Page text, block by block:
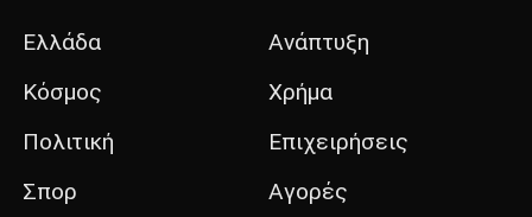
Ελλάδα
Κόσμος
Πολιτική
Σπορ
Ανάπτυξη
Χρήμα
Επιχειρήσεις
Αγορές